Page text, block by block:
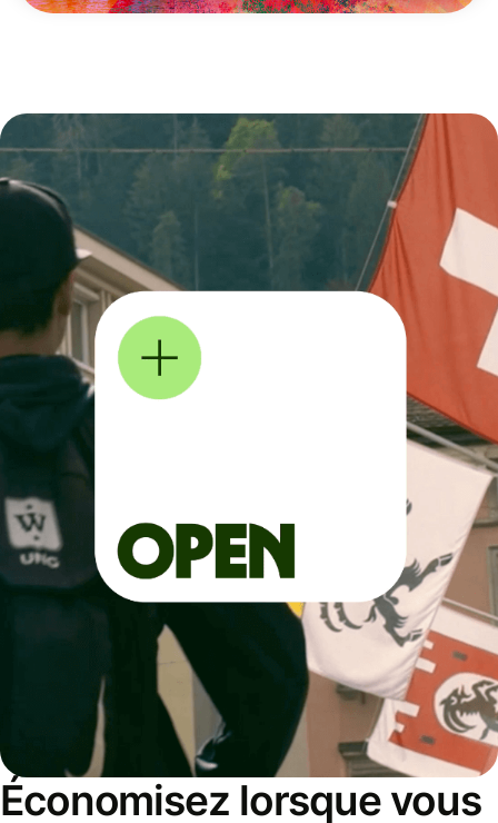
Économisez lorsque vous